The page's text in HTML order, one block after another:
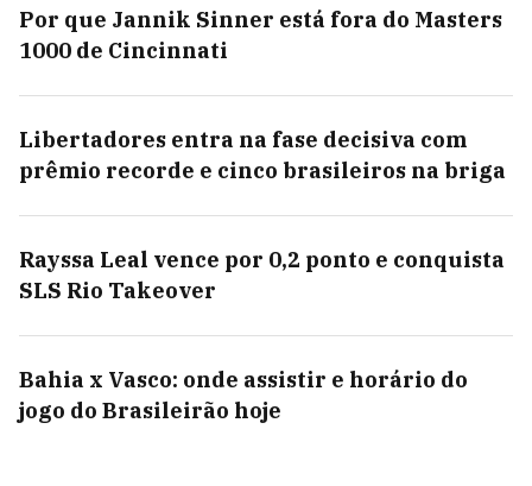
Por que Jannik Sinner está fora do Masters
1000 de Cincinnati
Libertadores entra na fase decisiva com
prêmio recorde e cinco brasileiros na briga
Rayssa Leal vence por 0,2 ponto e conquista
SLS Rio Takeover
Bahia x Vasco: onde assistir e horário do
jogo do Brasileirão hoje